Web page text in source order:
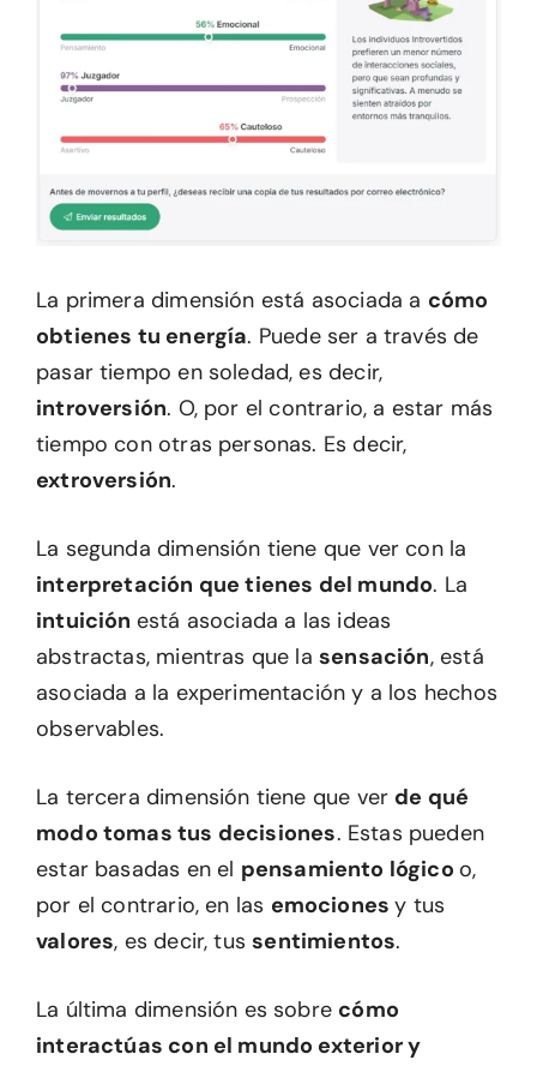
La primera dimensión está asociada a cómo
obtienes tu energía. Puede ser a través de
pasar tiempo en soledad, es decir,
introversión. O, por el contrario, a estar más
tiempo con otras personas. Es decir,
extroversión.
La segunda dimensión tiene que ver con la
interpretación que tienes del mundo. La
intuición está asociada a las ideas
abstractas, mientras que lasensación, está
asociada a la experimentación y a los hechos
observables.
La tercera dimensión tiene que ver de qué
modo tomas tus decisiones. Estas pueden
estar basadas en el pensamiento lógico o,
por el contrario, en las emocionesy tus
valores, es decir, tussentimientos.
La última dimensión es sobre cómo
interactúas con el mundo exterior y